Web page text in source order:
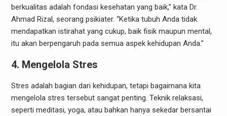
berkualitas adalah fondasi kesehatan yang baik,” kata Dr.
Ahmad Rizal, seorang psikiater. “Ketika tubuh Anda tidak
mendapatkan istirahat yang cukup, baik fisik maupun mental,
itu akan berpengaruh pada semua aspek kehidupan Anda.”
4. Mengelola Stres
Stres adalah bagian dari kehidupan, tetapi bagaimana kita
mengelola stres tersebut sangat penting. Teknik relaksasi,
seperti meditasi, yoga, atau bahkan hanya sekedar bersantai